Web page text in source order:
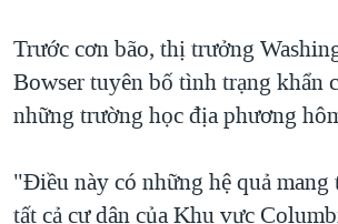
Trước cơn bão, thị trưởng
Bowser tuyên bố tình trạng khẩn
những trường học địa phương
"Điều này có những hệ quả
tất cả cư dân của Khu vực